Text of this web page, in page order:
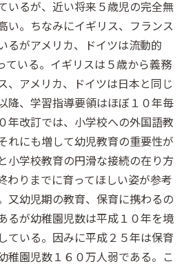
いるが、近い将来５歳児の完全無
い。ちなみにイギリス、フランス
るがアメリカ、ドイツは流動的
ている。イギリスは５歳から義務
、アメリカ、ドイツは日本と同じ
降、学習指導要領はほぼ１０年毎
年改訂では、小学校への外国語教
れにも増して幼児教育の重要性が
小学校教育の円滑な接続の在り方
わりまでに育ってほしい姿が参考
又幼児期の教育、保育に携わるの
るが幼稚園児数は平成１０年を境
ている。因みに平成２５年は保育
稚園児数１６０万人弱である。こ